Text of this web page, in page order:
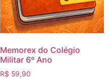
Memorex do Colégio
Militar 6º Ano
R$ 59,90